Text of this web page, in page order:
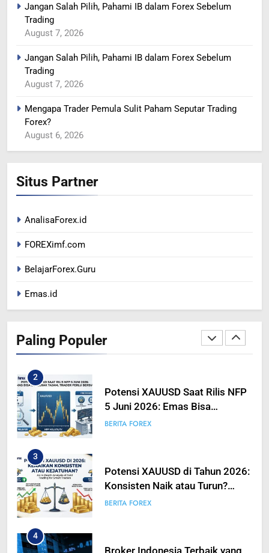
Jangan Salah Pilih, Pahami IB dalam Forex Sebelum
Trading
August 7, 2026
Jangan Salah Pilih, Pahami IB dalam Forex Sebelum
Trading
August 7, 2026
Mengapa Trader Pemula Sulit Paham Seputar Trading
Forex?
August 6, 2026
Situs Partner
AnalisaForex.id
FOREXimf.com
BelajarForex.Guru
Emas.id
Paling Populer
RENCANA PEMANGKASAN
365
INTERVENSI
BERITA FOREX
366
MINYAK TERGELINCIR DI
367
1
Peta Makro 2026: Mengukur
Dampak Pergeseran Geopolitik
Terhadap Likuiditas Pasar Mata
Uang
BERITA FOREX
2
Potensi XAUUSD Saat Rilis NFP
5 Juni 2026: Emas Bisa
Bergerak Tajam, Traders Perlu
BERITA FOREX
3
Potensi XAUUSD di Tahun 2026:
Konsisten Naik atau Turun?
Analisis Mendalam Trading
BERITA FOREX
4